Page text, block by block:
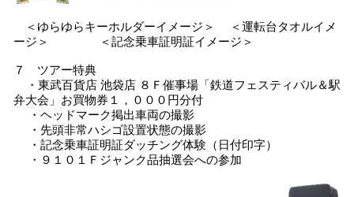
＜ゆらゆらキーホルダーイメージ＞ ＜運転台タオルイメ
ージ＞ ＜記念乗車証明証イメージ＞
７ ツアー特典
・東武百貨店 池袋店 ８Ｆ催事場「鉄道フェスティバル＆駅
弁大会」お買物券１，０００円分付
・ヘッドマーク掲出車両の撮影
・先頭非常ハシゴ設置状態の撮影
・記念乗車証明証ダッチング体験（日付印字）
・９１０１Ｆジャンク品抽選会への参加